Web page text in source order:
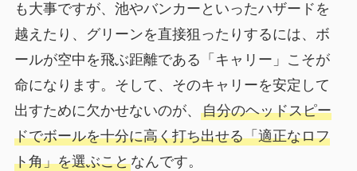
も大事ですが、池やバンカーといったハザードを
越えたり、グリーンを直接狙ったりするには、ボ
ールが空中を飛ぶ距離である「キャリー」こそが
命になります。そして、そのキャリーを安定して
出すために欠かせないのが、 自分のヘッドスピー
ドでボールを十分に高く打ち出せる「適正なロフ
ト角」を選ぶことなんです。